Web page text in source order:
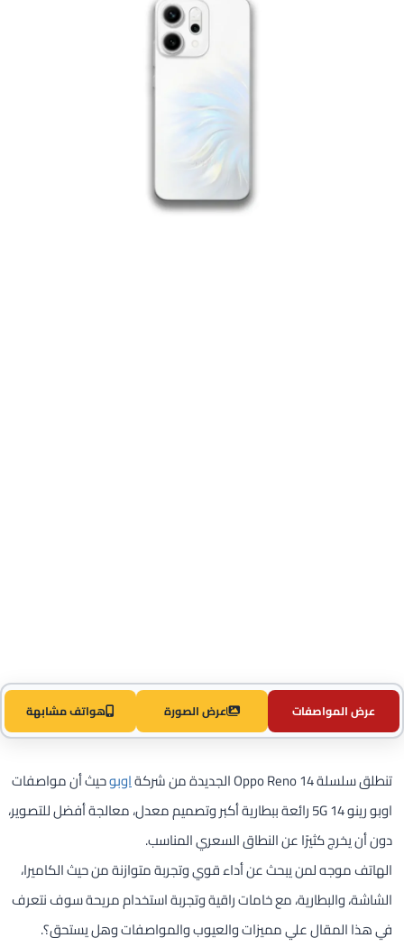
عرض المواصفات عرض الصورة هواتف مشابهة
تنطلق سلسلة Oppo Reno 14 الجديدة من شركة اوبوحيث أن مواصفات
اوبو رينو 14 5G رائعة ببطارية أكبر وتصميم معدل، معالجة أفضل للتصوير،
دون أن يخرج كثيرًا عن النطاق السعري المناسب.
الهاتف موجه لمن يبحث عن أداء قوي وتجربة متوازنة من حيث الكاميرا،
الشاشة، والبطارية، مع خامات راقية وتجربة استخدام مريحة سوف نتعرف
في هذا المقال علي مميزات والعيوب والمواصفات وهل يستحق؟.